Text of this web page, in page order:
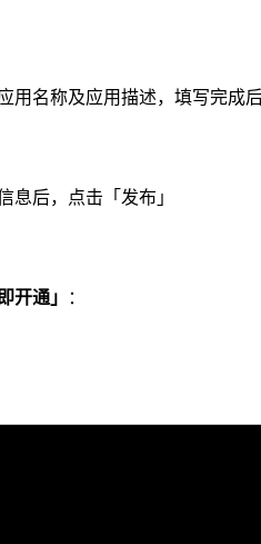
用名称及应用描述，填写完成
息后，点击「发布」
开通」 ：